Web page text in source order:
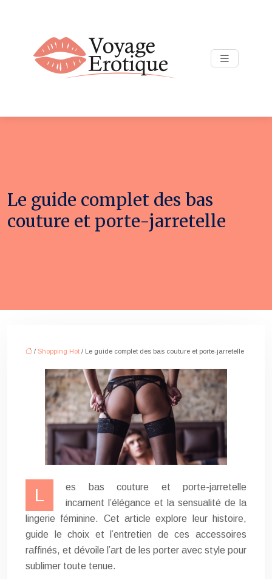
Le guide complet des bas
couture et porte-jarretelle
/ Shopping Hot / Le guide complet des bas couture et porte-jarretelle
L
es bas couture et porte-jarretelle
incarnent l’élégance et la sensualité de la
lingerie féminine. Cet article explore leur histoire,
guide le choix et l’entretien de ces accessoires
raffinés, et dévoile l’art de les porter avec style pour
sublimer toute tenue.